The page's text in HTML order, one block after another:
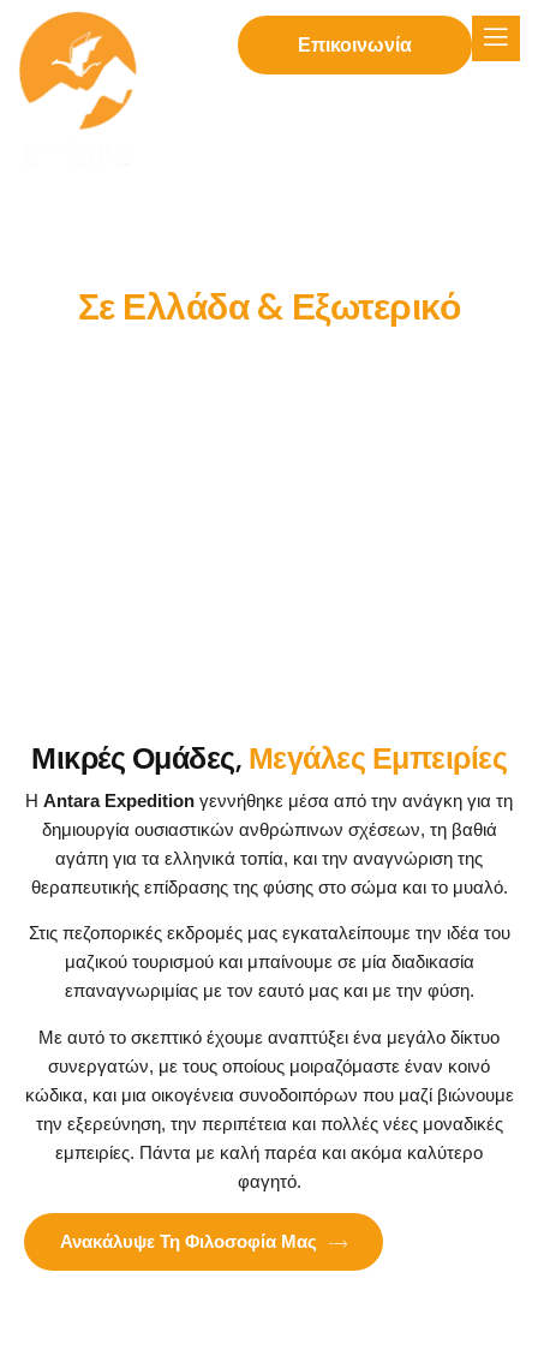
Επικοινωνία
Σε Ελλάδα & Εξωτερικό
Μικρές Ομάδες, Μεγάλες Εμπειρίες
Η Antara Expedition γεννήθηκε μέσα από την ανάγκη για τη
δημιουργία ουσιαστικών ανθρώπινων σχέσεων, τη βαθιά
αγάπη για τα ελληνικά τοπία, και την αναγνώριση της
θεραπευτικής επίδρασης της φύσης στο σώμα και το μυαλό.
Στις πεζοπορικές εκδρομές μας εγκαταλείπουμε την ιδέα του
μαζικού τουρισμού και μπαίνουμε σε μία διαδικασία
επαναγνωριμίας με τον εαυτό μας και με την φύση.
Με αυτό το σκεπτικό έχουμε αναπτύξει ένα μεγάλο δίκτυο
συνεργατών, με τους οποίους μοιραζόμαστε έναν κοινό
κώδικα, και μια οικογένεια συνοδοιπόρων που μαζί βιώνουμε
την εξερεύνηση, την περιπέτεια και πολλές νέες μοναδικές
εμπειρίες. Πάντα με καλή παρέα και ακόμα καλύτερο
φαγητό.
Ανακάλυψε Τη Φιλοσοφία Μας